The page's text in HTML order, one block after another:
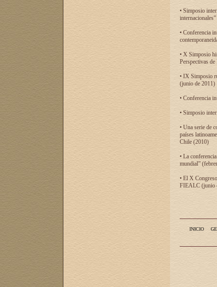
• Simposio
• Conferencia
• X Simposio
Perspectivas
• IX Simposio
(junio de 2011)
• Conferencia
• Simposio
• Una serie de
países
Chile (2010)
• La
mundial”
• El X
FIEALC (junio
INICIO